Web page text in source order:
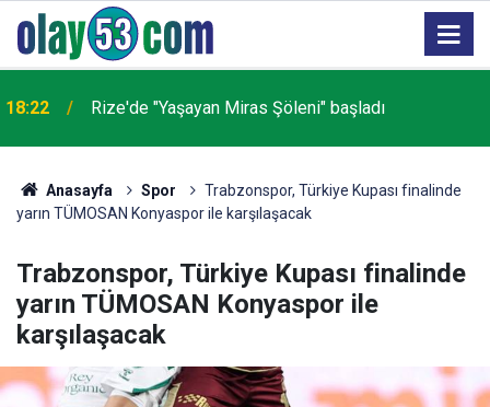
18:22 Rize'de "Yaşayan Miras Şöleni" başladı
Anasayfa Spor
Trabzonspor, Türkiye Kupası finalinde
yarın TÜMOSAN Konyaspor ile karşılaşacak
Trabzonspor, Türkiye Kupası finalinde
yarın TÜMOSAN Konyaspor ile
karşılaşacak